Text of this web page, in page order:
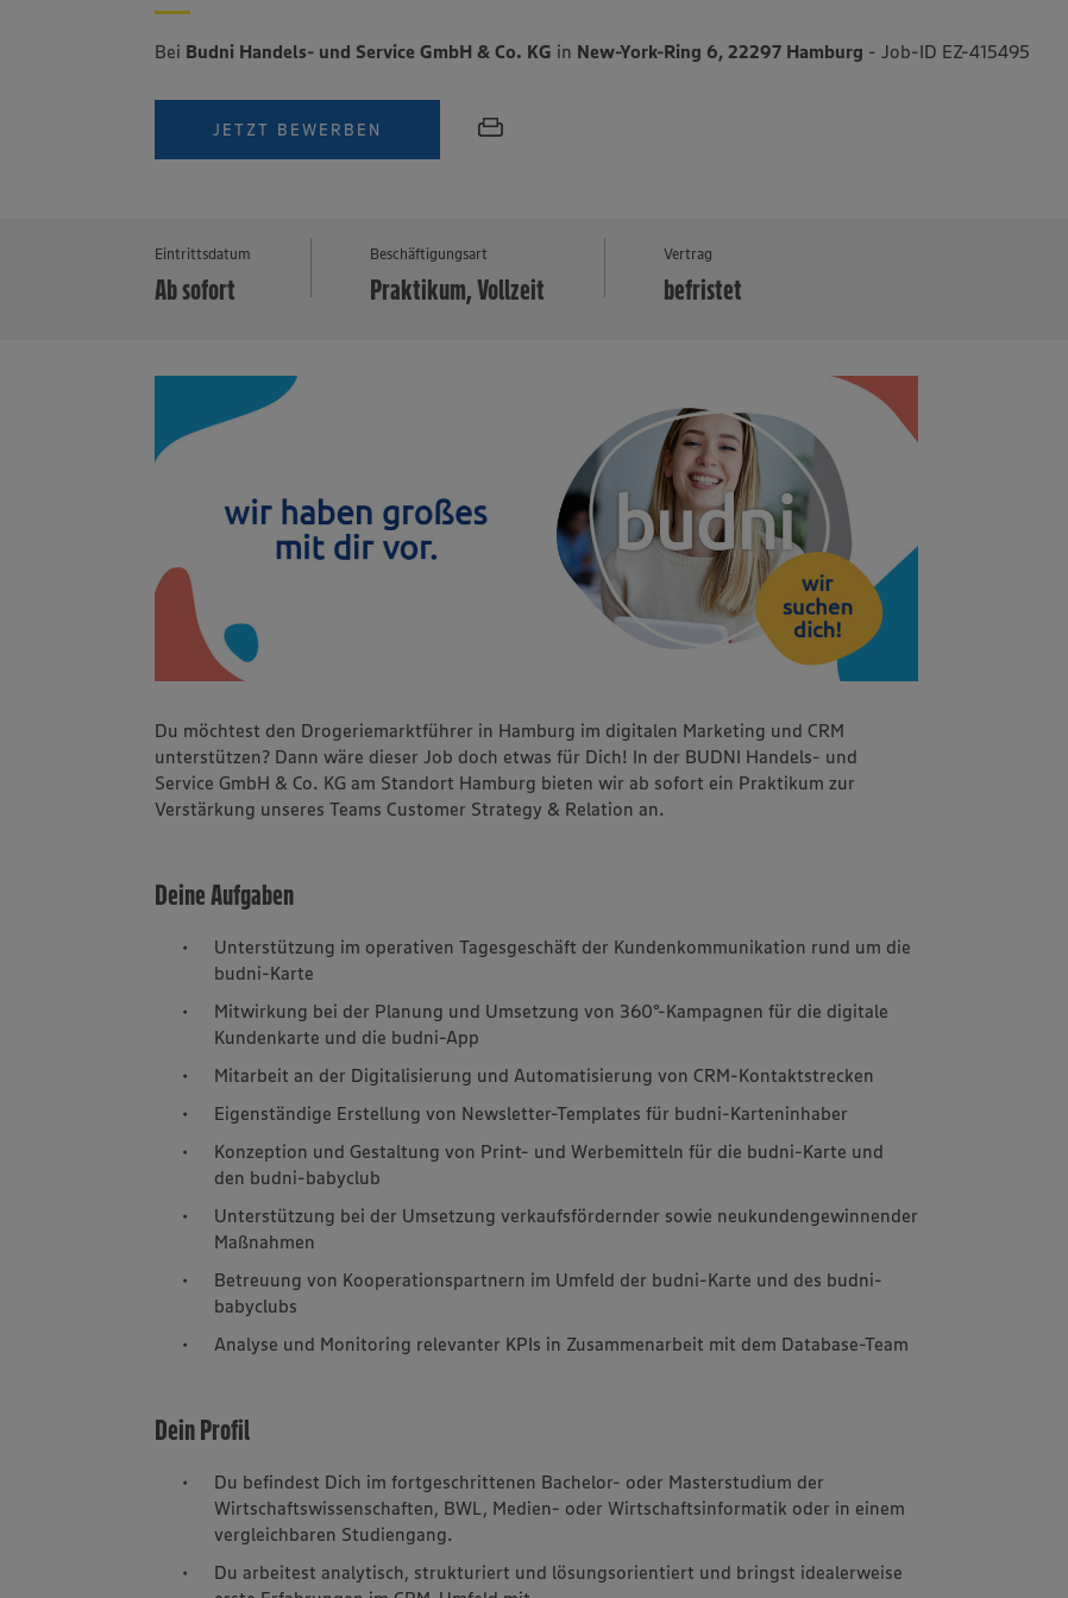
Bei Budni Handels- und Service GmbH & Co. KG in New-York-Ring 6, 22297 Hamburg - Job-ID EZ-415495
JETZT BEWERBEN
Eintrittsdatum
Ab sofort
Beschäftigungsart
Praktikum, Vollzeit
Vertrag
befristet
Du möchtest den Drogeriemarktführer in Hamburg im digitalen Marketing und CRM
unterstützen? Dann wäre dieser Job doch etwas für Dich! In der BUDNI Handels- und
Service GmbH & Co. KG am Standort Hamburg bieten wir ab sofort ein Praktikum zur
Verstärkung unseres Teams Customer Strategy & Relation an.
Deine Aufgaben
Unterstützung im operativen Tagesgeschäft der Kundenkommunikation rund um die
budni-Karte
Mitwirkung bei der Planung und Umsetzung von 360°-Kampagnen für die digitale
Kundenkarte und die budni-App
Mitarbeit an der Digitalisierung und Automatisierung von CRM-Kontaktstrecken
Eigenständige Erstellung von Newsletter-Templates für budni-Karteninhaber
Konzeption und Gestaltung von Print- und Werbemitteln für die budni-Karte und
den budni-babyclub
Unterstützung bei der Umsetzung verkaufsfördernder sowie neukundengewinnender
Maßnahmen
Betreuung von Kooperationspartnern im Umfeld der budni-Karte und des budni-
babyclubs
Analyse und Monitoring relevanter KPIs in Zusammenarbeit mit dem Database-Team
Dein Profil
Du befindest Dich im fortgeschrittenen Bachelor- oder Masterstudium der
Wirtschaftswissenschaften, BWL, Medien- oder Wirtschaftsinformatik oder in einem
vergleichbaren Studiengang.
Du arbeitest analytisch, strukturiert und lösungsorientiert und bringst idealerweise